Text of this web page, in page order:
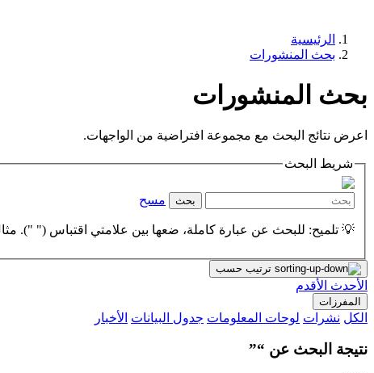
الرئيسية
بحث المنشورات
بحث المنشورات
اعرض نتائج البحث مع مجموعة افتراضية من الواجهات.
شريط البحث
بحث مسح
💡 تلميح: للبحث عن عبارة كاملة، ضعها بين علامتي اقتباس (" ").
ترتيب حسب
الأحدث الأقدم
المفرزات
الكل نشرات لوحات المعلومات جدول البيانات الأخبار
نتيجة البحث عن “”